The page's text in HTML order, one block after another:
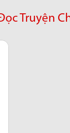
Truyện